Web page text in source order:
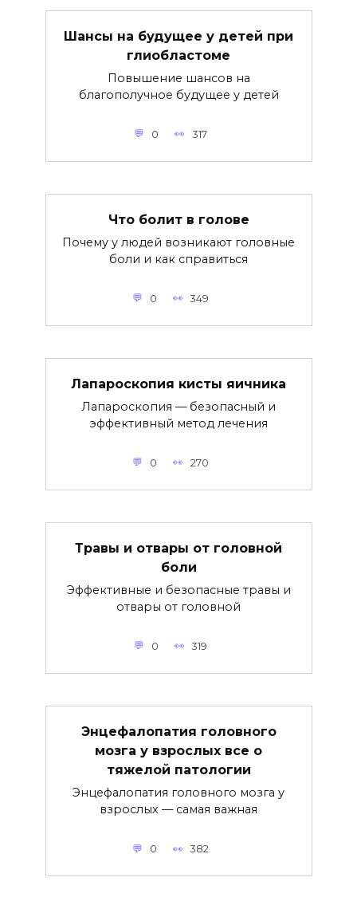
Шансы на будущее у детей при
глиобластоме
Повышение шансов на
благополучное будущее у детей
0 317
Что болит в голове
Почему у людей возникают головные
боли и как справиться
0 349
Лапароскопия кисты яичника
Лапароскопия — безопасный и
эффективный метод лечения
0 270
Травы и отвары от головной
боли
Эффективные и безопасные травы и
отвары от головной
0 319
Энцефалопатия головного
мозга у взрослых все о
тяжелой патологии
Энцефалопатия головного мозга у
взрослых — самая важная
0 382